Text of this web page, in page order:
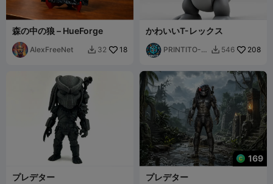
森の中の狼 – HueForge
AlexFreeNet  32 18
かわいいT-レックス
PRINTITO-
 546 208
プレデター
169
プレデター